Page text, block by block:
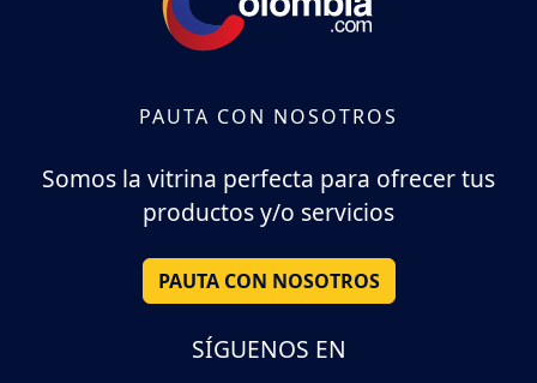
PAUTA CON NOSOTROS
Somos la vitrina perfecta para ofrecer tus
productos y/o servicios
PAUTA CON NOSOTROS
SÍGUENOS EN